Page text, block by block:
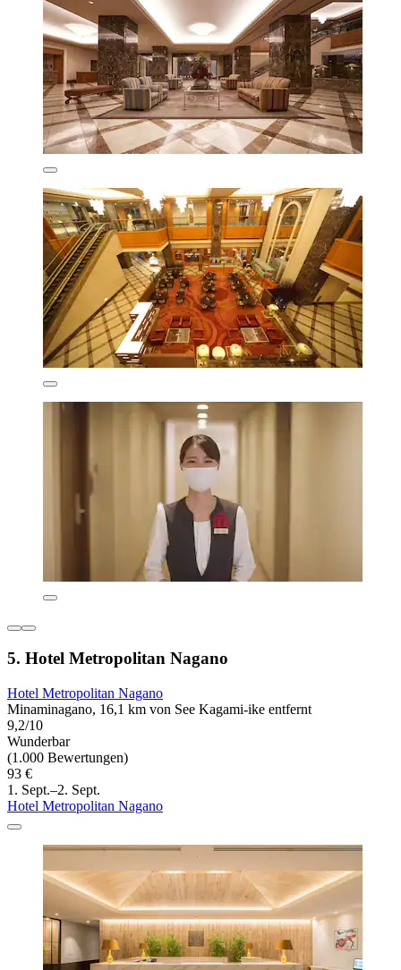
5. Hotel Metropolitan Nagano
Hotel Metropolitan Nagano
Minaminagano, 16,1 km von See Kagami-ike entfernt
9,2/10
Wunderbar
(1.000 Bewertungen)
93 €
1. Sept.–2. Sept.
Hotel Metropolitan Nagano